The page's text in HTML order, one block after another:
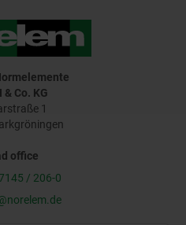
& Co. KG
1
office
/ 206-0